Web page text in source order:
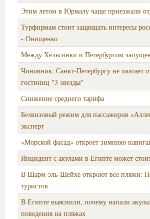
Этим летом в Юрмалу чаще приезжали
Турфирмам стоит защищать интересы
- Онищенко
Между Хельсинки и Петербургом
Чиновник: Санкт-Петербургу не хватает
гостиниц "3 звезды"
Снижение среднего тарифа
Безвизовый режим для пассажиров
эксперт
«Морской фасад» откроет зимнюю
Инцидент с акулами в Египте может
В Шарм-эль-Шейхе откроют все пляжи: Но
туристов
В Египте выяснили, почему напали
поведения на пляжах